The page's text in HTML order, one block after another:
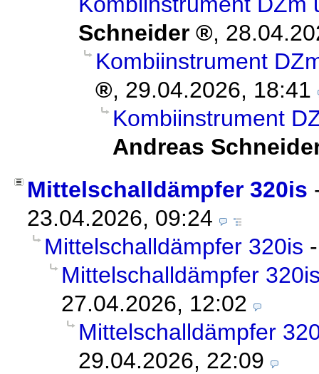
Schneider
,
Kombiinstrument
, 29.04.2026, 18:41
Kombiinstrument
Andreas
Mittelschalldämpfer 320is
23.04.2026, 09:24
Mittelschalldämpfer 320is
Mittelschalldämpfer
27.04.2026, 12:02
Mittelschalldämpfer
29.04.2026, 22:09